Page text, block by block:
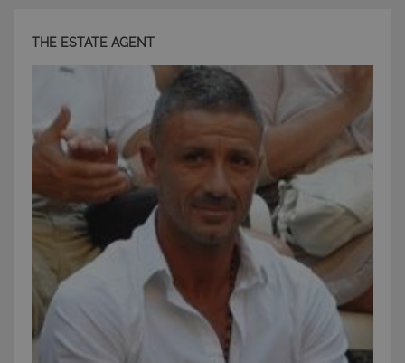
THE ESTATE AGENT
CookieScriptConsent
CookieScript
www.latuacasainsardegna.com